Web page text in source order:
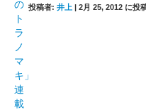
投稿者: 井上 2月 25, 2012 に投